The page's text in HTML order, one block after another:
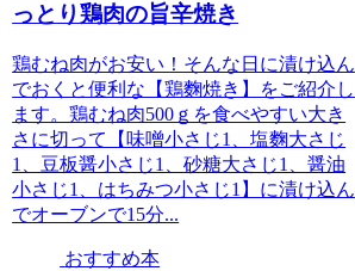
っとり鶏肉の旨辛焼き
鶏むね肉がお安い！そんな日に漬け込ん
でおくと便利な【鶏麴焼き】をご紹介し
ます。鶏むね肉500ｇを食べやすい大き
さに切って【味噌小さじ1、塩麴大さじ
1、豆板醤小さじ1、砂糖大さじ1、醤油
小さじ1、はちみつ小さじ1】に漬け込ん
でオーブンで15分...
おすすめ本